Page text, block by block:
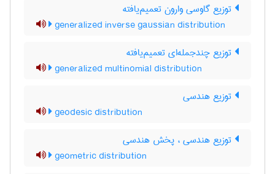
توزیع گاوسی وارون تعمیم‌یافته
generalized inverse gaussian distribution
توزیع چندجمله‌ای تعمیم‌یافته
generalized multinomial distribution
توزیع هندسی
geodesic distribution
توزیع هندسی ، پخش هندسی
geometric distribution